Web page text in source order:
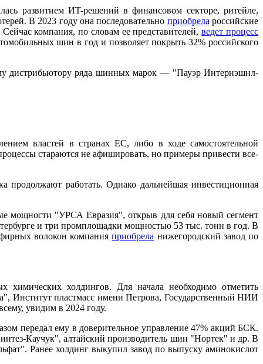
развитием ИT-решений в финансовом секторе, ритейле,
В 2023 году она последовательно приобрелароссийские
компания, по словам ее представителей,ведет процесс
шин в год и позволяет покрыть 32% российского
дистрибьютору ряда шинных марок — "Пауэр Интернэшнл-
властей в странах ЕС, либо в ходе самостоятельной
стараются не афишировать, но примеры привести все-
работать. Однако дальнейшая инвестиционная
мощности "УРСА Евразия", открыв для себя новый сегмент
и три промплощадки мощностью 53 тыс. тонн в год. В
волокон компанияприобрела нижегородский завод по
холдингов. Для начала необходимо отметить
Институт пластмасс имени Петрова, Государственный НИИ
увидим в 2024 году.
передал ему в доверительное управление 47% акций БСК.
Каучук", алтайский производитель шин "Нортек" и др. В
Ранее холдинг выкупил завод по выпуску аминокислот